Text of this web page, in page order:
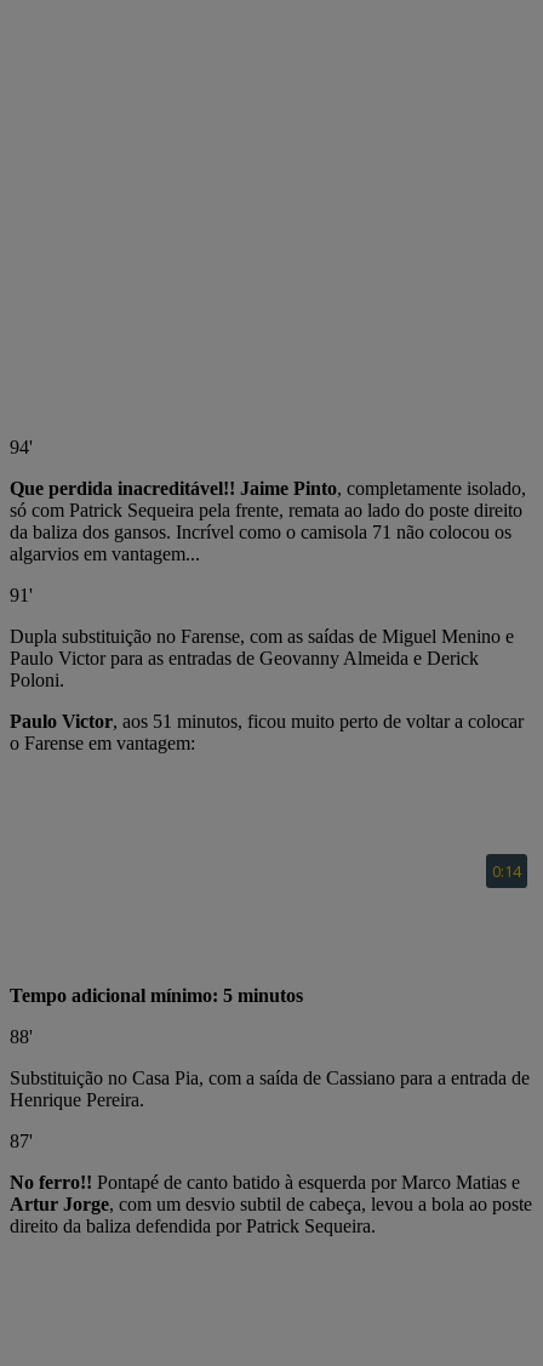
94'
Que perdida inacreditável!! Jaime Pinto, completamente isolado,
só com Patrick Sequeira pela frente, remata ao lado do poste direito
da baliza dos gansos. Incrível como o camisola 71 não colocou os
algarvios em vantagem...
91'
Dupla substituição no Farense, com as saídas de Miguel Menino e
Paulo Victor para as entradas de Geovanny Almeida e Derick
Poloni.
Paulo Victor, aos 51 minutos, ficou muito perto de voltar a colocar
o Farense em vantagem:
Tempo adicional mínimo: 5 minutos
88'
Substituição no Casa Pia, com a saída de Cassiano para a entrada de
Henrique Pereira.
87'
No ferro!! Pontapé de canto batido à esquerda por Marco Matias e
Artur Jorge, com um desvio subtil de cabeça, levou a bola ao poste
direito da baliza defendida por Patrick Sequeira.